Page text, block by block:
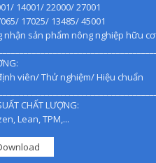
14001/ 22000/ 27001
17025/ 13485/ 45001
nhận sản phẩm nông nghiệp hữu cơ
viên/ Thử nghiệm/ Hiệu chuẩn
CHẤT LƯỢNG:
Lean, TPM,...